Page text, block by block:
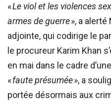
«Le viol et les violences
armes de guerre», a
adjointe, qui codirige le
le procureur Karim Khan
en mai dans le cadre
«faute présumée», a
portée désormais aux